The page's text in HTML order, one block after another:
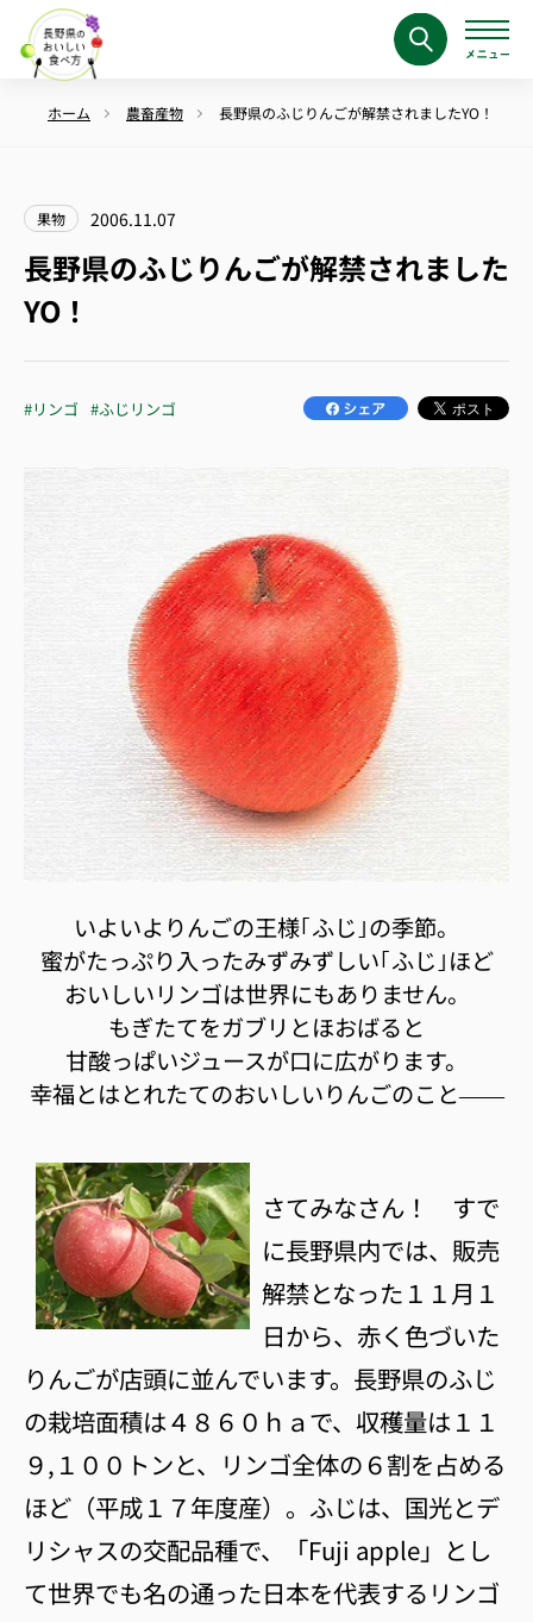
ホーム 農畜産物 長野県のふじりんごが解禁されましたYO！
果物 2006.11.07
長野県のふじりんごが解禁されました
YO！
#リンゴ #ふじリンゴ
いよいよりんごの王様｢ふじ｣の季節。
蜜がたっぷり入ったみずみずしい｢ふじ｣ほど
おいしいリンゴは世界にもありません。
もぎたてをガブリとほおばると
甘酸っぱいジュースが口に広がります。
幸福とはとれたてのおいしいりんごのこと――
さてみなさん！ すで
に長野県内では、販売
解禁となった１１月１
日から、赤く色づいた
りんごが店頭に並んでいます。長野県のふじ
の栽培面積は４８６０ｈａで、収穫量は１１
９,１００トンと、リンゴ全体の６割を占める
ほど（平成１７年度産）。ふじは、国光とデ
リシャスの交配品種で、「Fuji apple」とし
て世界でも名の通った日本を代表するリンゴ